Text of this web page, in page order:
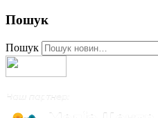
Пошук
Пошук